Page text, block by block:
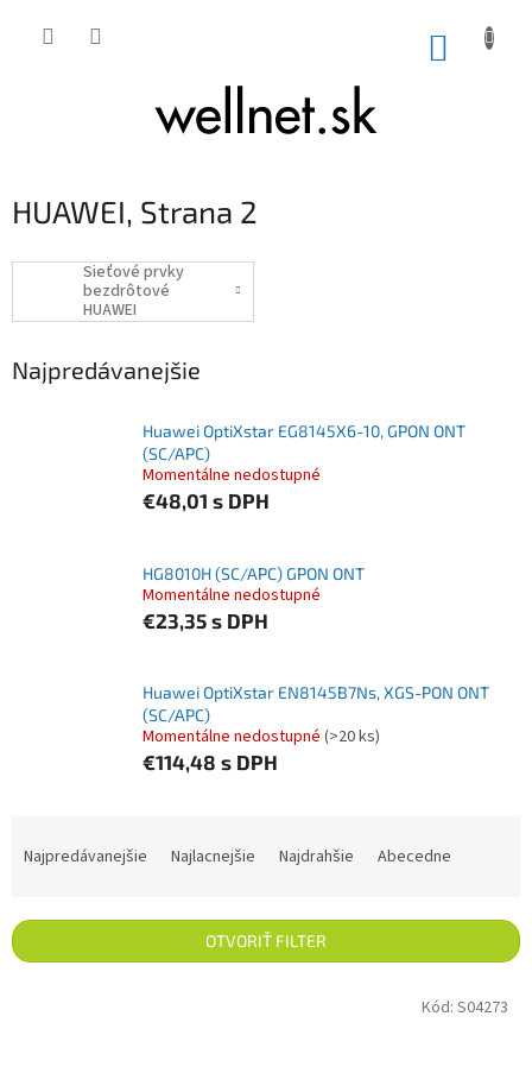
HUAWEI, Strana 2
Sieťové prvky
bezdrôtové
HUAWEI
Najpredávanejšie
Huawei OptiXstar EG8145X6-10, GPON ONT
(SC/APC)
Momentálne nedostupné
€48,01 s DPH
HG8010H (SC/APC) GPON ONT
Momentálne nedostupné
€23,35 s DPH
Huawei OptiXstar EN8145B7Ns, XGS-PON ONT
(SC/APC)
Momentálne nedostupné (>20 ks)
€114,48 s DPH
Najpredávanejšie Najlacnejšie Najdrahšie Abecedne
OTVORIŤ FILTER
Kód: S04273